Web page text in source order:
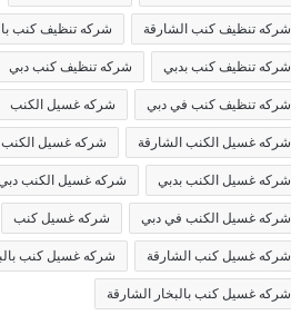
شركه تنظيف كنب الشارقة شركه تنظيف كنب
شركه تنظيف كنب بدبي شركه تنظيف كنب دبي
شركه تنظيف كنب في دبي شركه غسيل الكنب
شركه غسيل الكنب الشارقة شركه غسيل الكنب
شركه غسيل الكنب بدبي شركه غسيل الكنب
شركه غسيل الكنب في دبي شركه غسيل كنب
شركه غسيل كنب الشارقة شركه غسيل كنب
شركه غسيل كنب بالبخار الشارقة